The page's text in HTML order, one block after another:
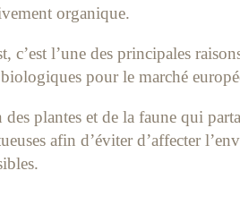
organique.
l’une des principales
pour le marché
plantes et de la faune qui
afin d’éviter d’affecter